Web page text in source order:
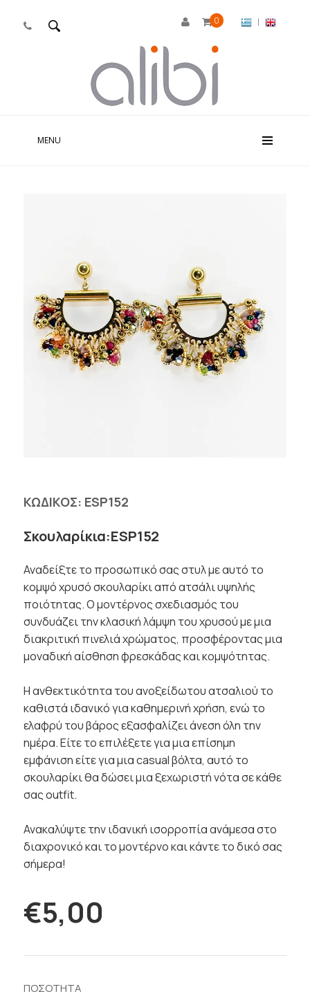
 0 |
MENU
ΚΩΔΙΚΟΣ: ESP152
Σκουλαρίκια:ESP152
Αναδείξτε το προσωπικό σας στυλ με αυτό το
κομψό χρυσό σκουλαρίκι από ατσάλι υψηλής
ποιότητας. Ο μοντέρνος σχεδιασμός του
συνδυάζει την κλασική λάμψη του χρυσού με μια
διακριτική πινελιά χρώματος, προσφέροντας μια
μοναδική αίσθηση φρεσκάδας και κομψότητας.
Η ανθεκτικότητα του ανοξείδωτου ατσαλιού το
καθιστά ιδανικό για καθημερινή χρήση, ενώ το
ελαφρύ του βάρος εξασφαλίζει άνεση όλη την
ημέρα. Είτε το επιλέξετε για μια επίσημη
εμφάνιση είτε για μια casual βόλτα, αυτό το
σκουλαρίκι θα δώσει μια ξεχωριστή νότα σε κάθε
σας outfit.
Ανακαλύψτε την ιδανική ισορροπία ανάμεσα στο
διαχρονικό και το μοντέρνο και κάντε το δικό σας
σήμερα!
€5,00
ΠΟΣΟΤΗΤΑ